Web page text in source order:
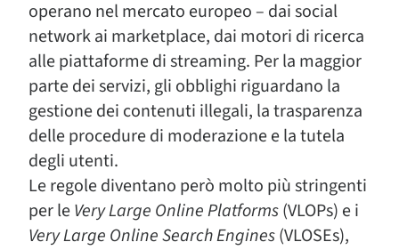
operano nel mercato europeo – dai social
network ai marketplace, dai motori di ricerca
alle piattaforme di streaming. Per la maggior
parte dei servizi, gli obblighi riguardano la
gestione dei contenuti illegali, la trasparenza
delle procedure di moderazione e la tutela
degli utenti.
Le regole diventano però molto più stringenti
per leVery Large Online Platforms(VLOPs) e i
Very Large Online Search Engines(VLOSEs),